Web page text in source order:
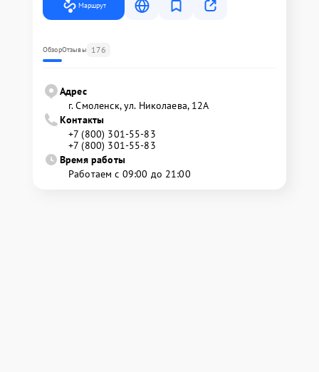
Маршрут
ОбзорОтзывы 176
Адрес
г. Смоленск, ул. Николаева, 12А
Контакты
+7 (800) 301-55-83
+7 (800) 301-55-83
Время работы
Работаем с 09:00 до 21:00